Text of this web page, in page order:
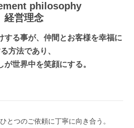
philosophy
経営理念
する事が、 仲間 とお客様を幸福に
る方法であり 、
が世界中を笑顔にする。
とつのご依頼に丁寧に向き合う。